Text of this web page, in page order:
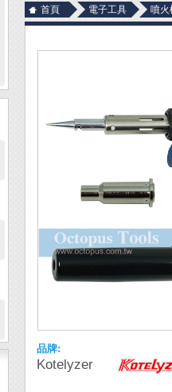
首頁 電子工具 噴火
品牌:
Kotelyzer